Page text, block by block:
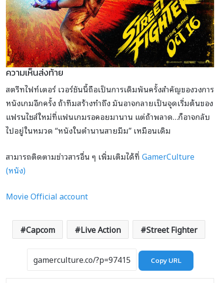
ความเห็นส่งท้าย
สตรีทไฟท์เตอร์ เวอร์ชันนี้ถือเป็นการเดิมพันครั้งสำคัญของวงการ
หนังเกมอีกครั้ง ถ้าทีมสร้างทำถึง มันอาจกลายเป็นจุดเริ่มต้นของ
แฟรนไชส์ใหม่ที่แฟนเกมรอคอยมานาน แต่ถ้าพลาด…ก็อาจกลับ
ไปอยู่ในหมวด “หนังในตำนานสายมีม” เหมือนเดิม
สามารถติดตามข่าวสารอื่น ๆ เพิ่มเติมได้ที่GamerCulture
(หนัง)
Movie Official account
Capcom Live Action Street Fighter
Copy URL